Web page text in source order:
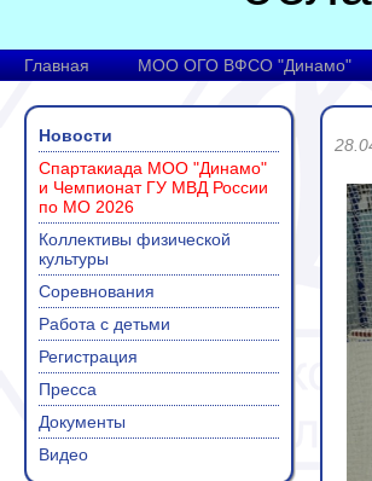
Главная МОО ОГО ВФСО "Динамо"
Новости
Спартакиада МОО "Динамо"
и Чемпионат ГУ МВД России
по МО 2026
Коллективы физической
культуры
Соревнования
Работа с детьми
Регистрация
Пресса
Документы
Видео